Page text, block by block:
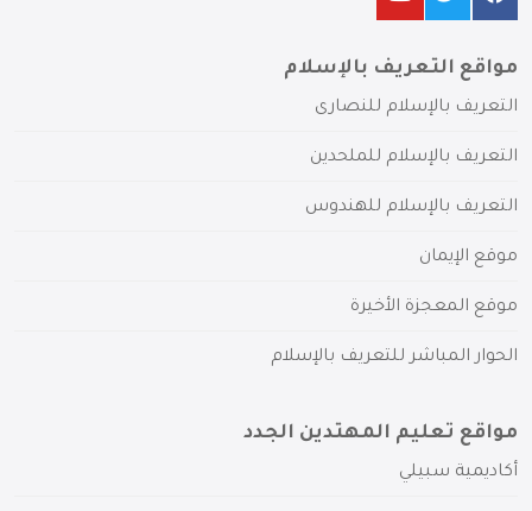
مواقع التعريف بالإسلام
التعريف بالإسلام للنصارى
التعريف بالإسلام للملحدين
التعريف بالإسلام للهندوس
موقع الإيمان
موقع المعجزة الأخيرة
الحوار المباشر للتعريف بالإسلام
مواقع تعليم المهتدين الجدد
أكاديمية سبيلي